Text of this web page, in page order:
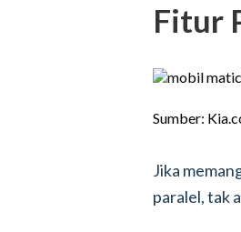
Fitur
Sumber:
Jika
paralel, tak